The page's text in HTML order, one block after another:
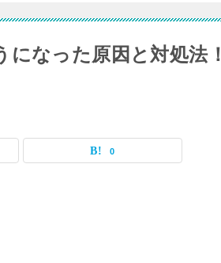
なった原因と対処法！
0